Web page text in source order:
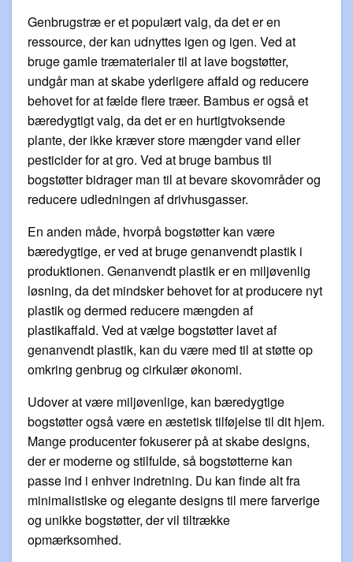
Genbrugstræ er et populært valg, da det er en
ressource, der kan udnyttes igen og igen. Ved at
bruge gamle træmaterialer til at lave bogstøtter,
undgår man at skabe yderligere affald og reducere
behovet for at fælde flere træer. Bambus er også et
bæredygtigt valg, da det er en hurtigtvoksende
plante, der ikke kræver store mængder vand eller
pesticider for at gro. Ved at bruge bambus til
bogstøtter bidrager man til at bevare skovområder og
reducere udledningen af drivhusgasser.
En anden måde, hvorpå bogstøtter kan være
bæredygtige, er ved at bruge genanvendt plastik i
produktionen. Genanvendt plastik er en miljøvenlig
løsning, da det mindsker behovet for at producere nyt
plastik og dermed reducere mængden af
plastikaffald. Ved at vælge bogstøtter lavet af
genanvendt plastik, kan du være med til at støtte op
omkring genbrug og cirkulær økonomi.
Udover at være miljøvenlige, kan bæredygtige
bogstøtter også være en æstetisk tilføjelse til dit hjem.
Mange producenter fokuserer på at skabe designs,
der er moderne og stilfulde, så bogstøtterne kan
passe ind i enhver indretning. Du kan finde alt fra
minimalistiske og elegante designs til mere farverige
og unikke bogstøtter, der vil tiltrække
opmærksomhed.